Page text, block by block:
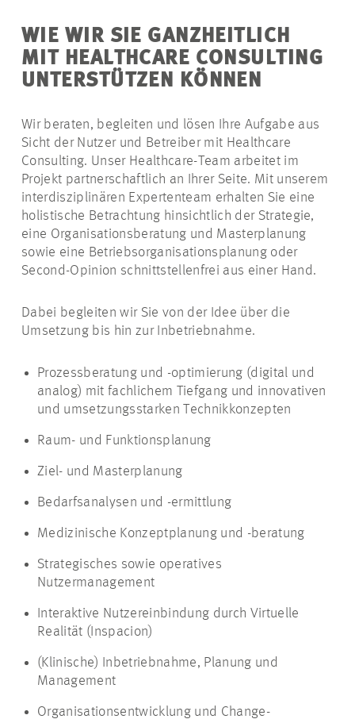
WIE WIR SIE GANZHEITLICH
MIT HEALTHCARE CONSULTING
UNTERSTÜTZEN KÖNNEN
Wir beraten, begleiten und lösen Ihre Aufgabe aus
Sicht der Nutzer und Betreiber mit Healthcare
Consulting. Unser Healthcare-Team arbeitet im
Projekt partnerschaftlich an Ihrer Seite. Mit unserem
interdisziplinären Expertenteam erhalten Sie eine
holistische Betrachtung hinsichtlich der Strategie,
eine Organisationsberatung und Masterplanung
sowie eine Betriebsorganisationsplanung oder
Second-Opinion schnittstellenfrei aus einer Hand.
Dabei begleiten wir Sie von der Idee über die
Umsetzung bis hin zur Inbetriebnahme.
Prozessberatung und -optimierung (digital und
analog) mit fachlichem Tiefgang und innovativen
und umsetzungsstarken Technikkonzepten
Raum- und Funktionsplanung
Ziel- und Masterplanung
Bedarfsanalysen und -ermittlung
Medizinische Konzeptplanung und -beratung
Strategisches sowie operatives
Nutzermanagement
Interaktive Nutzereinbindung durch Virtuelle
Realität (Inspacion)
(Klinische) Inbetriebnahme, Planung und
Management
Organisationsentwicklung und Change-